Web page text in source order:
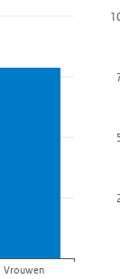
Vrouwen